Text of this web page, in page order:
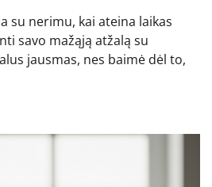
su nerimu, kai ateina laikas
savo mažąją atžalą su
jausmas, nes baimė dėl to,